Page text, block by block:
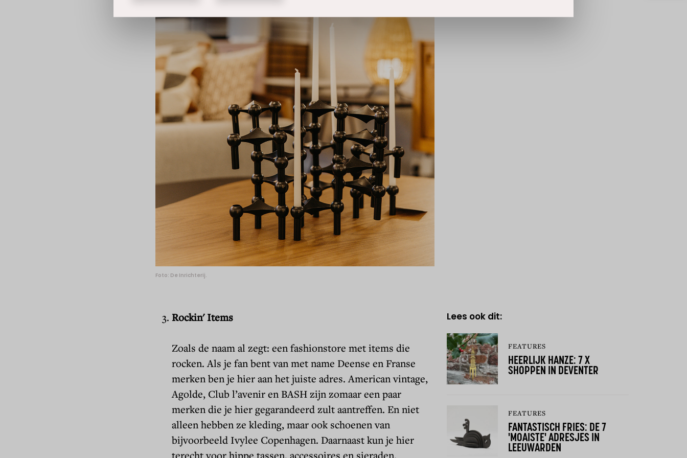
Foto: De Inrichterij.
Rockin' Items
Zoals de naam al zegt: een fashionstore met items die
rocken. Als je fan bent van met name Deense en Franse
merken ben je hier aan het juiste adres. American vintage,
Agolde, Club l’avenir en BASH zijn zomaar een paar
merken die je hier gegarandeerd zult aantreffen. En niet
alleen hebben ze kleding, maar ook schoenen van
bijvoorbeeld Ivylee Copenhagen. Daarnaast kun je hier
terecht voor hippe tassen, accessoires en sieraden.
Lees ook dit:
FEATURES
HEERLIJK HANZE: 7 X
SHOPPEN IN DEVENTER
FEATURES
FANTASTISCH FRIES: DE 7
'MOAISTE' ADRESJES IN
LEEUWARDEN